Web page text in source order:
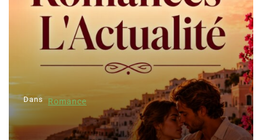
Dans Romance